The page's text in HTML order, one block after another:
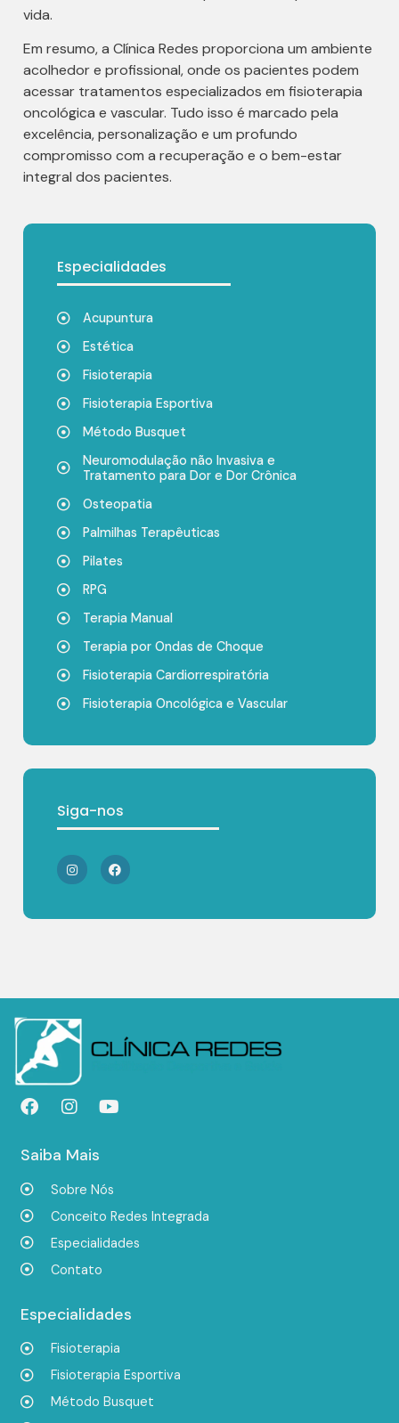
vida.
Em resumo, a Clínica Redes proporciona um ambiente
acolhedor e profissional, onde os pacientes podem
acessar tratamentos especializados em fisioterapia
oncológica e vascular. Tudo isso é marcado pela
excelência, personalização e um profundo
compromisso com a recuperação e o bem-estar
integral dos pacientes.
Especialidades
Acupuntura
Estética
Fisioterapia
Fisioterapia Esportiva
Método Busquet
Neuromodulação não Invasiva e
Tratamento para Dor e Dor Crônica
Osteopatia
Palmilhas Terapêuticas
Pilates
RPG
Terapia Manual
Terapia por Ondas de Choque
Fisioterapia Cardiorrespiratória
Fisioterapia Oncológica e Vascular
Siga-nos
Saiba Mais
Sobre Nós
Conceito Redes Integrada
Especialidades
Contato
Especialidades
Fisioterapia
Fisioterapia Esportiva
Método Busquet